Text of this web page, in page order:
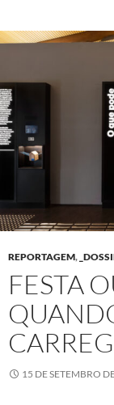
REPORTAGEM,
FESTA
15 DE SETEMBRO